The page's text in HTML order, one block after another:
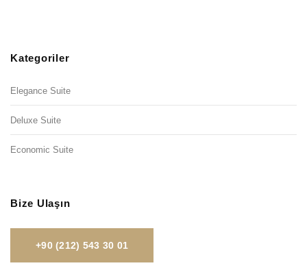
Kategoriler
Elegance Suite
Deluxe Suite
Economic Suite
Bize Ulaşın
+90 (212) 543 30 01